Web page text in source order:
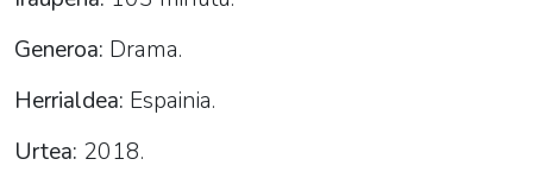
Generoa: Drama.
Herrialdea: Espainia.
Urtea: 2018.